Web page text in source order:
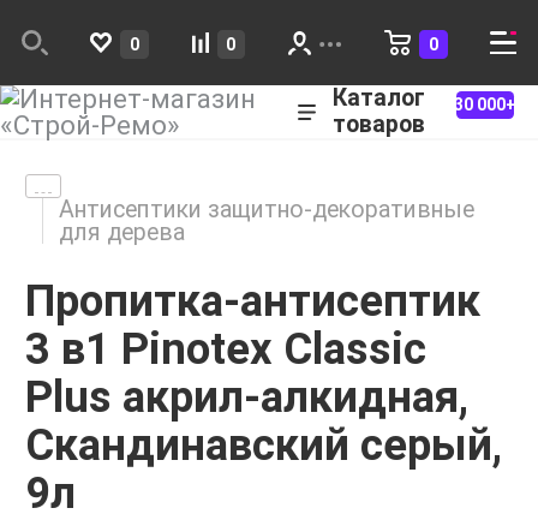
0 0 0
Каталог
товаров
30 000+
Антисептики защитно-декоративные
для дерева
Пропитка-антисептик
3 в1 Pinotex Classic
Plus акрил-алкидная,
Скандинавский серый,
9л